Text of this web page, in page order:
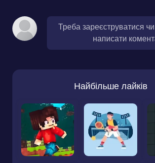
Треба зареєструватися
написати
Найбільше лайків